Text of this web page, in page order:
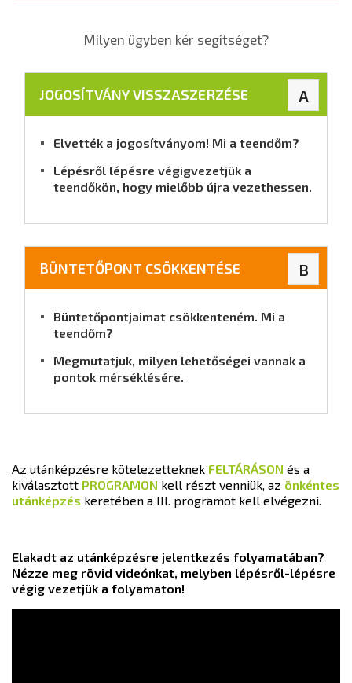
Milyen ügyben kér segítséget?
JOGOSÍTVÁNY VISSZASZERZÉSE A
Elvették a jogosítványom! Mi a teendőm?
Lépésről lépésre végigvezetjük a
teendőkön, hogy mielőbb újra vezethessen.
BÜNTETŐPONT CSÖKKENTÉSE B
Büntetőpontjaimat csökkenteném. Mi a
teendőm?
Megmutatjuk, milyen lehetőségei vannak a
pontok mérséklésére.
Az utánképzésre kötelezetteknek FELTÁRÁSON és a
kiválasztott PROGRAMON kell részt venniük, az önkéntes
utánképzés keretében a III. programot kell elvégezni.
Elakadt az utánképzésre jelentkezés folyamatában?
Nézze meg rövid videónkat, melyben lépésről-lépésre
végig vezetjük a folyamaton!